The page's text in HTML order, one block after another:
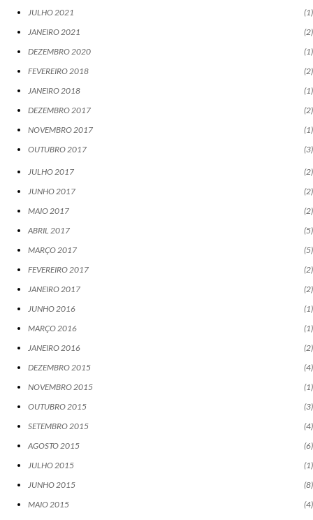
JULHO 2021
1
JANEIRO 2021
2
DEZEMBRO 2020
1
FEVEREIRO 2018
2
JANEIRO 2018
1
DEZEMBRO 2017
2
NOVEMBRO 2017
1
OUTUBRO 2017
3
JULHO 2017
2
JUNHO 2017
2
MAIO 2017
2
ABRIL 2017
5
MARÇO 2017
5
FEVEREIRO 2017
2
JANEIRO 2017
2
JUNHO 2016
1
MARÇO 2016
1
JANEIRO 2016
2
DEZEMBRO 2015
4
NOVEMBRO 2015
1
OUTUBRO 2015
3
SETEMBRO 2015
4
AGOSTO 2015
6
JULHO 2015
1
JUNHO 2015
8
MAIO 2015
4